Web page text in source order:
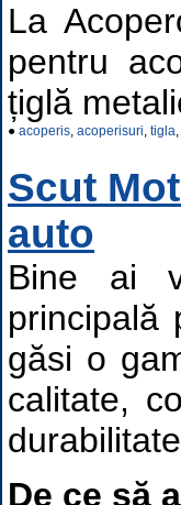
La
pentru
țiglă
● acoperis, acoperisuri, tigla,
Scut
auto
Bine ai
principală
găsi o
calitate,
De ce să